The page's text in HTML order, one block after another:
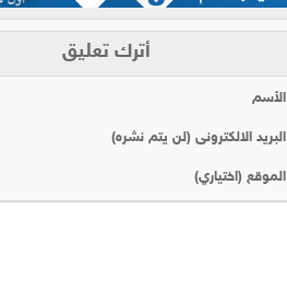
أترك تعليق
الأسم
البريد الالكترونى (لن يتم نشره)
الموقع (اختياري)